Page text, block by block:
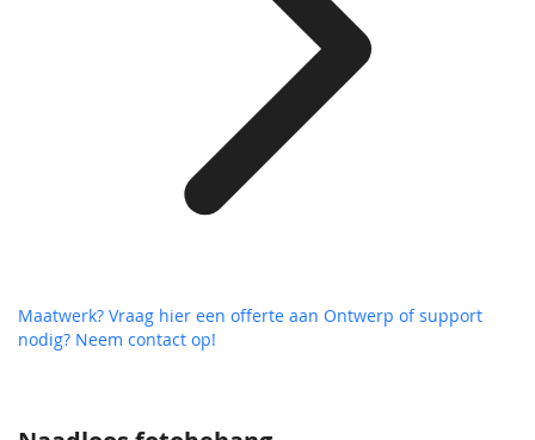
Maatwerk? Vraag hier een offerte aan Ontwerp of support
nodig? Neem contact op!